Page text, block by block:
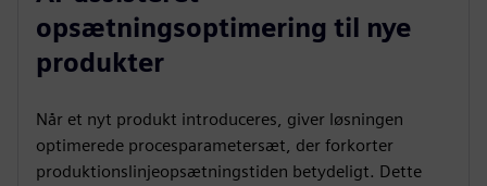
opsætningsoptimering til nye
produkter
Når et nyt produkt introduceres, giver løsningen
optimerede procesparametersæt, der forkorter
produktionslinjeopsætningstiden betydeligt. Dette